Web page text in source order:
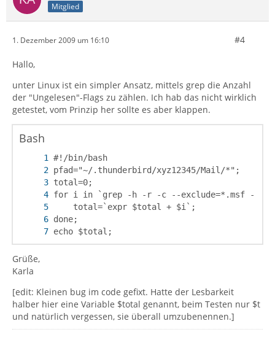
Mitglied
1. Dezember 2009 um 16:10 #4
Hallo,
unter Linux ist ein simpler Ansatz, mittels grep die Anzahl
der "Ungelesen"-Flags zu zählen. Ich hab das nicht wirklich
getestet, vom Prinzip her sollte es aber klappen.
Bash
echo $total;
Grüße,
Karla
[edit: Kleinen bug im code gefixt. Hatte der Lesbarkeit
halber hier eine Variable $total genannt, beim Testen nur $t
und natürlich vergessen, sie überall umzubenennen.]